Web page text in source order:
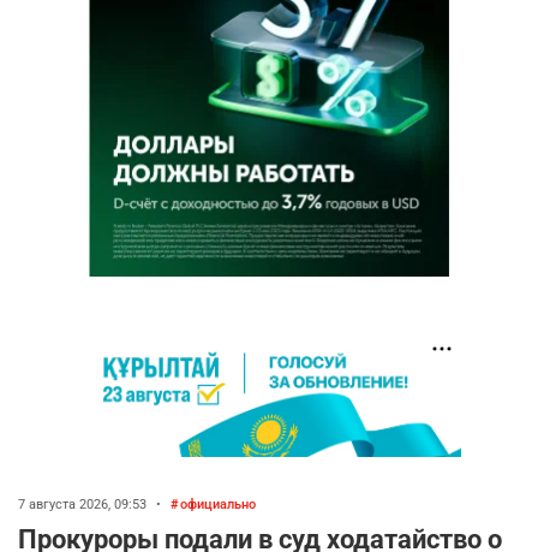
7 августа 2026, 09:53 • официально
Прокуроры подали в суд ходатайство о